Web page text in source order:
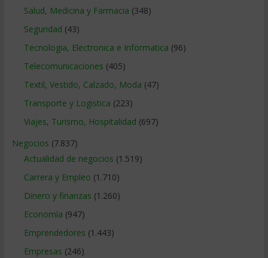
Salud, Medicina y Farmacia (348)
Seguridad (43)
Tecnologia, Electronica e Informatica (96)
Telecomunicaciones (405)
Textil, Vestido, Calzado, Moda (47)
Transporte y Logistica (223)
Viajes, Turismo, Hospitalidad (697)
Negocios (7.837)
Actualidad de negocios (1.519)
Carrera y Empleo (1.710)
Dinero y finanzas (1.260)
Economía (947)
Emprendedores (1.443)
Empresas (246)